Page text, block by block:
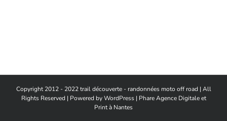
Copyright 2012 - 2022 trail découverte - randonnées moto off road | All
Rights Reserved | Powered byWordPress| Phare Agence Digitale et
Print à Nantes